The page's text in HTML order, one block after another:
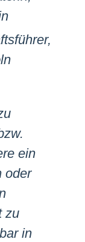
ein
oder
zu
in